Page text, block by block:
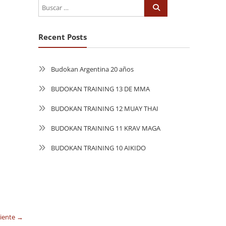
→
Recent Posts
Budokan Argentina 20 años
BUDOKAN TRAINING 13 DE MMA
BUDOKAN TRAINING 12 MUAY THAI
BUDOKAN TRAINING 11 KRAV MAGA
BUDOKAN TRAINING 10 AIKIDO